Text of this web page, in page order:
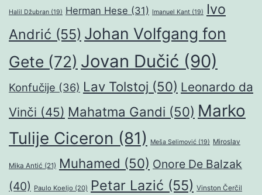
Halil Džubran (19) Herman Hese (31) Imanuel Kant (19)
Ivo
Andrić (55) Johan Volfgang fon
Gete (72) Jovan Dučić (90)
Konfučije (36) Lav Tolstoj (50) Leonardo da
Vinči (45) Mahatma Gandi (50) Marko
Tulije Ciceron (81) Meša Selimović (19) Miroslav
Mika Antić (21) Muhamed (50) Onore De Balzak
(40) Paulo Koeljo (20) Petar Lazić (55) Vinston Čerčil